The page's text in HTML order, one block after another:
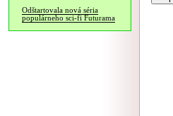
Odštartovala nová séria
populárneho sci-fi Futurama